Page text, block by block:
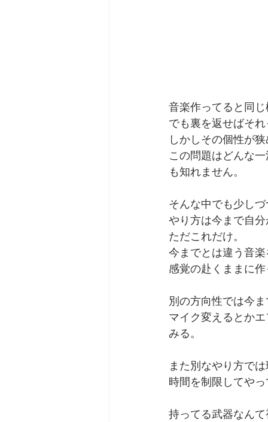
音楽作ってると同
でも裏を返せばそ
しかしその個性が
この問題はどんな
も知れません。
そんな中でも少し
やり方は今まで自
ただこれだけ。
今までとは違う音
感覚の赴くままに
別の方向性では今
マイク変えるとか
みる。
また別なやり方で
時間を制限してや
持ってる武器なん